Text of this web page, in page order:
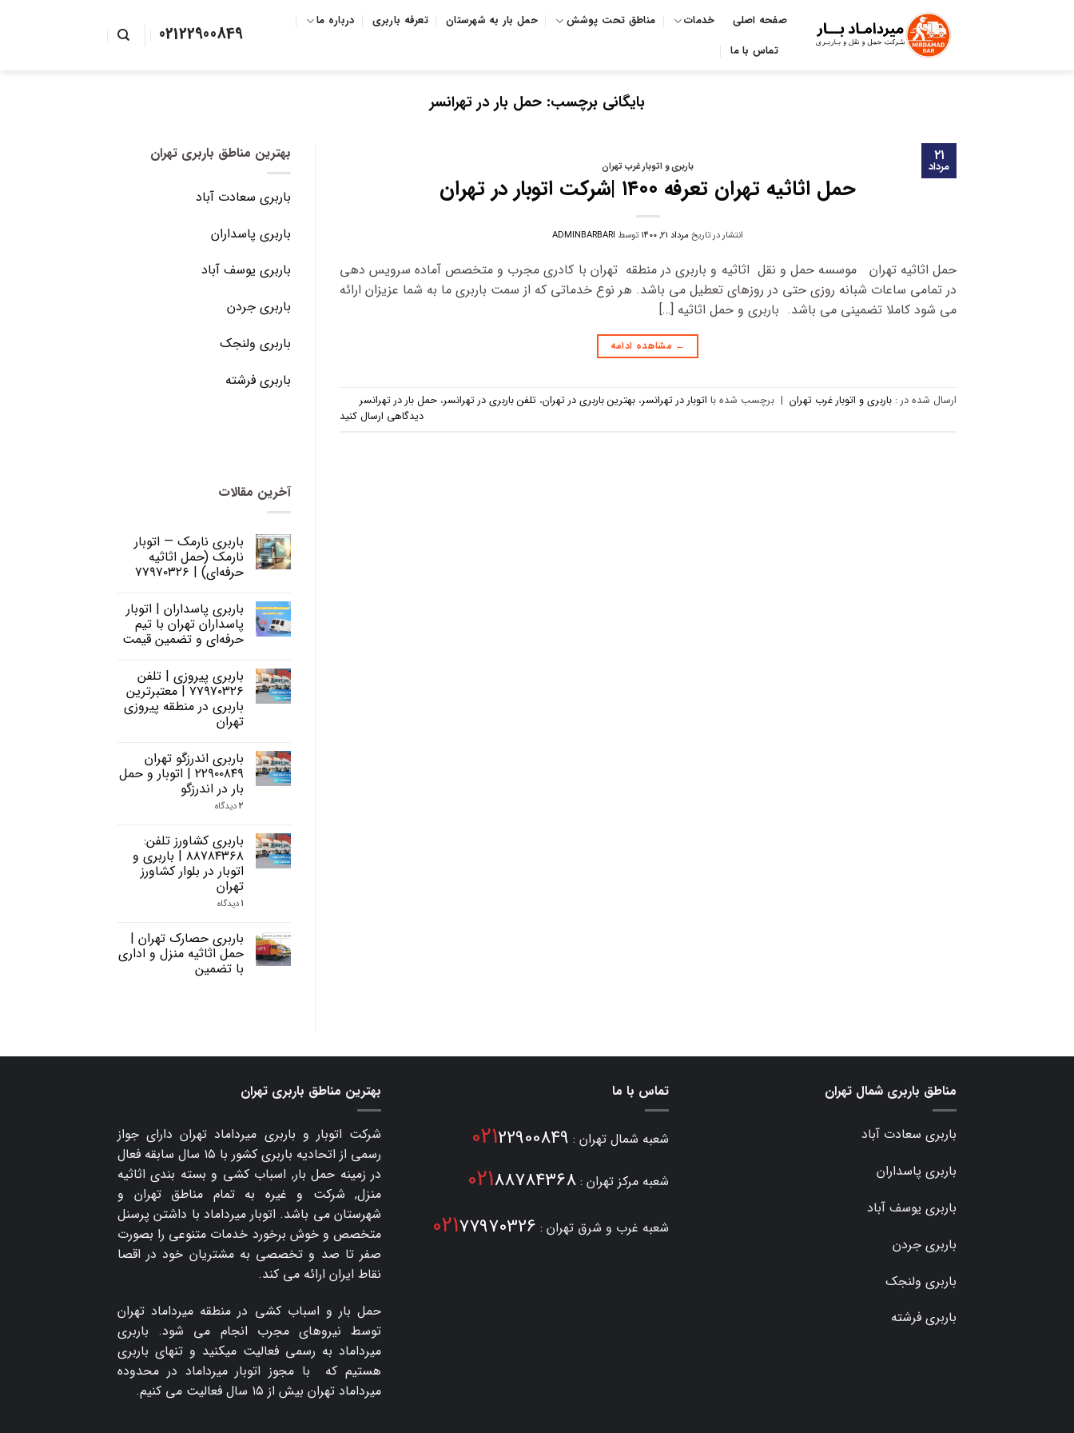
صفحه اصلی خدمات مناطق تحت پوشش حمل بار به شهرستان تعرفه باربری
درباره ما
تماس با ما
02122900849
بایگانی برچسب:حمل بار در تهرانسر
۲۱
مرداد باربری و اتوبار غرب تهران
حمل اثاثیه تهران تعرفه ۱۴۰۰ |شرکت اتوبار در تهران
انتشار در تاریخمرداد ۲۱, ۱۴۰۰ توسط ADMINBARBARI
حمل اثاثیه تهران موسسه حمل و نقل اثاثیه و باربری در منطقه تهران با کادری مجرب و متخصص آماده سرویس دهی
در تمامی ساعات شبانه روزی حتی در روزهای تعطیل می باشد. هر نوع خدماتی که از سمت باربری ما به شما عزیزان ارائه
می شود کاملا تضمینی می باشد. باربری و حمل اثاثیه […]
← مشاهده ادامه
ارسال شده در : باربری و اتوبار غرب تهران | برچسب‌ شده با اتوبار در تهرانسر، بهترین باربری در تهران، تلفن باربری در تهرانسر، حمل بار در تهرانسر
دیدگاهی ارسال کنید
بهترین مناطق باربری تهران
باربری سعادت آباد
باربری پاسداران
باربری یوسف آباد
باربری جردن
باربری ولنجک
باربری فرشته
آخرین مقالات
باربری نارمک — اتوبار
نارمک (حمل اثاثیه
حرفه‌ای) | ۷۷۹۷۰۳۲۶
باربری پاسداران | اتوبار
پاسداران تهران با تیم
حرفه‌ای و تضمین قیمت
باربری پیروزی | تلفن
۷۷۹۷۰۳۲۶ | معتبرترین
باربری در منطقه پیروزی
تهران
باربری اندرزگو تهران
۲۲۹۰۰۸۴۹ | اتوبار و حمل
بار در اندرزگو
۲دیدگاه
باربری کشاورز تلفن:
۸۸۷۸۴۳۶۸ | باربری و
اتوبار در بلوار کشاورز
تهران
۱دیدگاه
باربری حصارک تهران |
حمل اثاثیه منزل و اداری
با تضمین
مناطق باربری شمال تهران
باربری سعادت آباد
باربری پاسداران
باربری یوسف آباد
باربری جردن
باربری ولنجک
باربری فرشته
تماس با ما
شعبه شمال تهران : 02122900849
شعبه مرکز تهران : 02188784368
شعبه غرب و شرق تهران : 02177970326
بهترین مناطق باربری تهران
شرکت اتوبار و باربری میردامادتهران دارای جواز
رسمی از اتحادیه باربری کشور با ۱۵ سال سابقه فعال
در زمینه حمل بار, اسباب کشی و بسته بندی اثاثیه
منزل, شرکت و غیره به تمام مناطق تهران و
شهرستان می باشد. اتوبار میرداماد با داشتن پرسنل
متخصص و خوش برخورد خدمات متنوعی را بصورت
صفر تا صد و تخصصی به مشتریان خود در اقصا
نقاط ایران ارائه می کند.
حمل بار و اسباب کشی در منطقه میرداماد تهران
توسط نیروهای مجرب انجام می شود. باربری
میرداماد به رسمی فعالیت میکنید و تنهای باربری
هستیم که با مجوز اتوبار میرداماد در محدوده
میرداماد تهران بیش از ۱۵ سال فعالیت می کنیم.